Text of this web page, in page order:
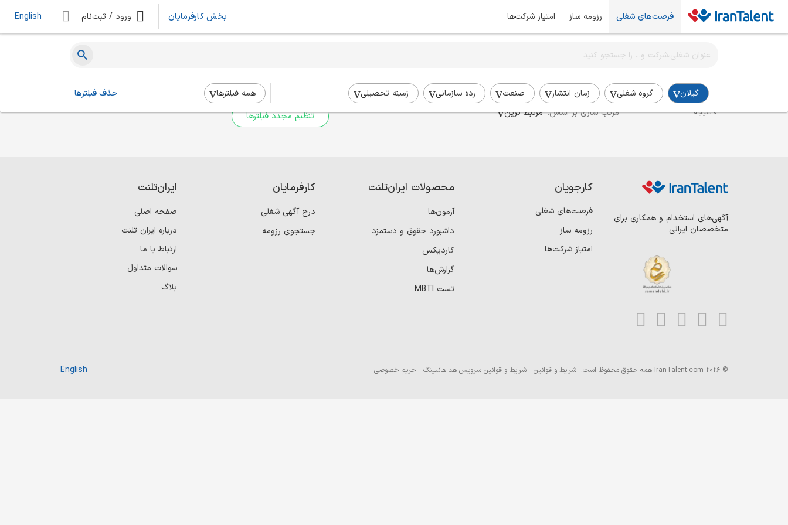
فرصت‌های شغلی رزومه ساز امتیاز شرکت‌ها بخش کارفرمایان ورود / ثبت‌نام English
گیلان گروه شغلی زمان انتشار صنعت رده سازمانی زمینه تحصیلی همه فیلتر‌ها حذف فیلترها
اطلاع‌رسانی شغلی را برای این جستجو فعال کنید
استخدام برنامه‌نویس اندروید در گیلان
0 نتیجه مرتب سازی بر اساس: مرتبط ترین
برای جستجوی جامع‌تر از فیلترهای بالا استفاده کنید.
تنظیم مجدد فیلترها
آگهی‌های استخدام و همکاری برای
متخصصان ایرانی
کارجویان
فرصت‌های شغلی
رزومه ساز
امتیاز شرکت‌ها
محصولات ایران‌تلنت
آزمون‌ها
داشبورد حقوق و دستمزد
کاردیکس
گزارش‌ها
تست MBTI
کارفرمایان
درج آگهی شغلی
جستجوی رزومه
ایران‌تلنت
صفحه اصلی
درباره ایران تلنت
ارتباط با ما
سوالات متداول
بلاگ
© 2026 IranTalent.com همه حقوق محفوظ است. شرایط و قوانین شرایط و قوانین سرویس هد هانتینگ حریم خصوصی English